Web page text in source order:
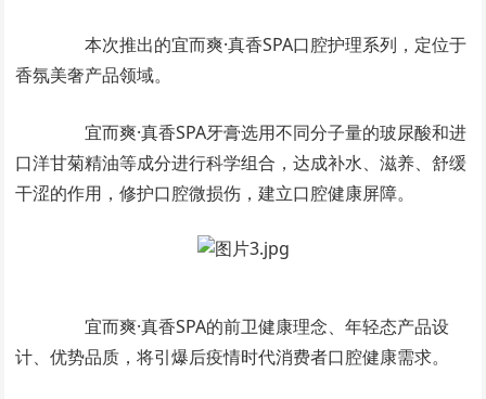
本次推出的宜而爽·真香SPA口腔护理系列，定位于
香氛美奢产品领域。
宜而爽·真香SPA牙膏选用不同分子量的玻尿酸和进
口洋甘菊精油等成分进行科学组合，达成补水、滋养、舒缓
干涩的作用，修护口腔微损伤，建立口腔健康屏障。
宜而爽·真香SPA的前卫健康理念、年轻态产品设
计、优势品质，将引爆后疫情时代消费者口腔健康需求。